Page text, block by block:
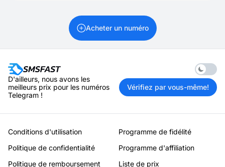
Acheter un numéro
Enable
D'ailleurs, nous avons les
meilleurs prix pour les numéros
Telegram !
Vérifiez par vous-même!
Conditions d'utilisation
Programme de fidélité
Politique de confidentialité
Programme d'affiliation
Politique de remboursement
Liste de prix